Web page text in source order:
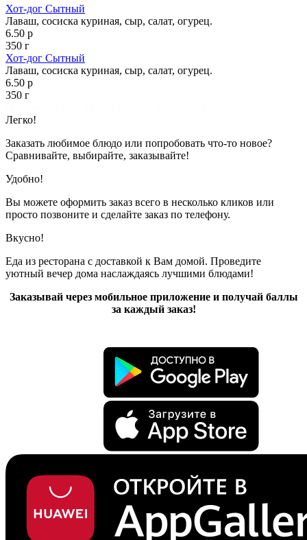
Хот-дог Сытный
Лаваш, сосиска куриная, сыр, салат, огурец.
6.50 р
350 г
Хот-дог Сытный
Лаваш, сосиска куриная, сыр, салат, огурец.
6.50 р
350 г
Легко!
Заказать любимое блюдо или попробовать что-то новое?
Сравнивайте, выбирайте, заказывайте!
Удобно!
Вы можете оформить заказ всего в несколько кликов или
просто позвоните и сделайте заказ по телефону.
Вкусно!
Еда из ресторана с доставкой к Вам домой. Проведите
уютный вечер дома наслаждаясь лучшими блюдами!
Заказывай через мобильное приложение и получай баллы
за каждый заказ!